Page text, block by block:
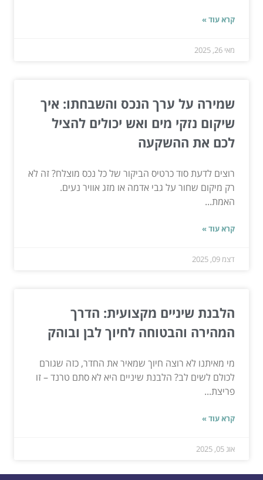
קרא עוד »
מאי 26, 2025
שמירה על ערך הנכס והשבחתו: איך
שיקום נזקי מים ואש יכולים להציל
לכם את ההשקעה
רוצים לדעת סוד כרטיס הביקור של כל נכס מוצלח? זה לא
רק מיקום שחור על גבי אדמה או מזג אוויר נעים.
האמת...
קרא עוד »
דצמ 09, 2025
הלבנת שיניים מקצועית: הדרך
המהירה והבטוחה לחיוך לבן ובוהק
מי מאיתנו לא רוצה חיוך שמאיר את החדר, כזה שגורם
לכולם לשים לב? הלבנת שיניים היא לא סתם טרנד – זו
פריצת...
קרא עוד »
אוג 05, 2025